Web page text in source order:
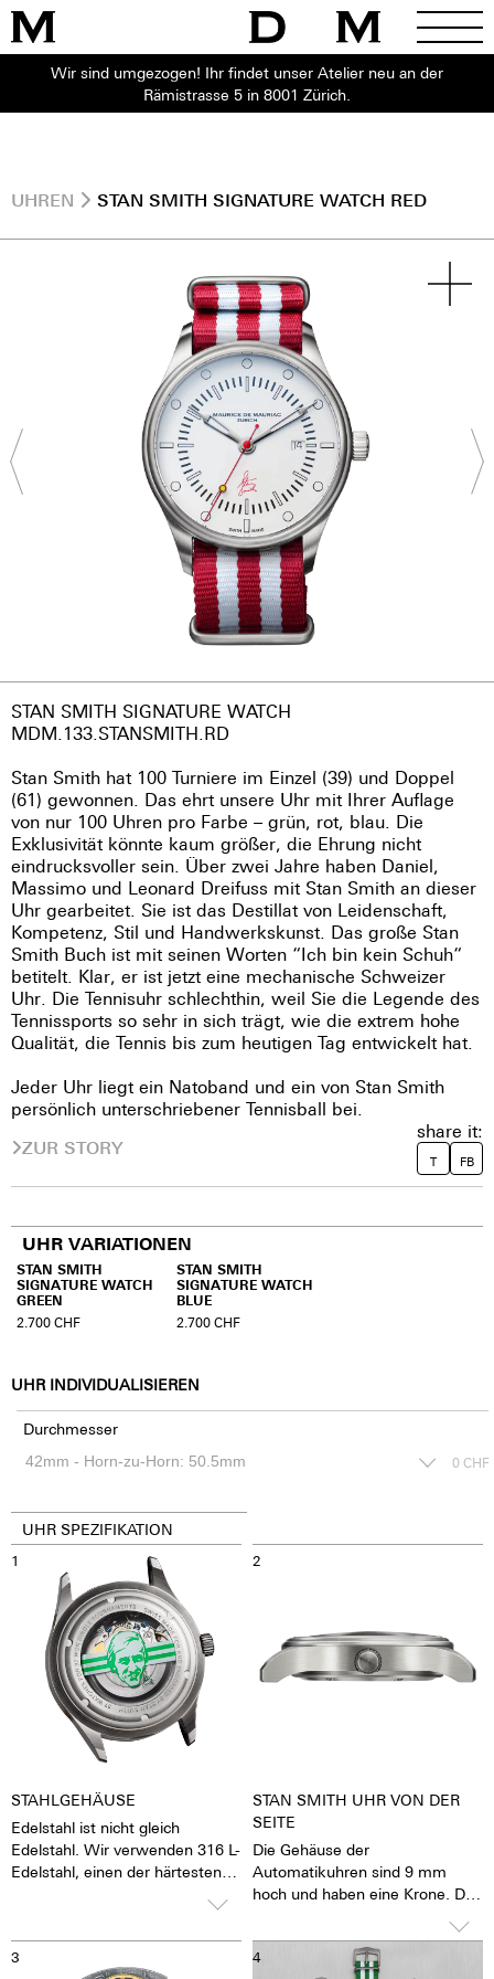
Wir sind umgezogen! Ihr findet unser Atelier neu an der
Rämistrasse 5 in 8001 Zürich.
UHREN STAN SMITH SIGNATURE WATCH RED
STAN SMITH SIGNATURE WATCH
MDM.133.STANSMITH.RD
Stan Smith hat 100 Turniere im Einzel (39) und Doppel
(61) gewonnen. Das ehrt unsere Uhr mit Ihrer Auflage
von nur 100 Uhren pro Farbe – grün, rot, blau. Die
Exklusivität könnte kaum größer, die Ehrung nicht
eindrucksvoller sein. Über zwei Jahre haben Daniel,
Massimo und Leonard Dreifuss mit Stan Smith an dieser
Uhr gearbeitet. Sie ist das Destillat von Leidenschaft,
Kompetenz, Stil und Handwerkskunst. Das große Stan
Smith Buch ist mit seinen Worten “Ich bin kein Schuh“
betitelt. Klar, er ist jetzt eine mechanische Schweizer
Uhr. Die Tennisuhr schlechthin, weil Sie die Legende des
Tennissports so sehr in sich trägt, wie die extrem hohe
Qualität, die Tennis bis zum heutigen Tag entwickelt hat.
Jeder Uhr liegt ein Natoband und ein von Stan Smith
persönlich unterschriebener Tennisball bei.
ZUR STORY
share it:
T FB
UHR VARIATIONEN
STAN SMITH
SIGNATURE WATCH
GREEN
2.700CHF
STAN SMITH
SIGNATURE WATCH
BLUE
2.700 CHF
UHR INDIVIDUALISIEREN
Durchmesser
0 CHF
UHR SPEZIFIKATION
1
STAHLGEHÄUSE
Edelstahl ist nicht gleich
Edelstahl. Wir verwenden 316 L-
Edelstahl, einen der härtesten
zeichnet sich dieser Edelstahl
bei einem entsprechenden
2
STAN SMITH UHR VON DER
SEITE
Die Gehäuse der
Automatikuhren sind 9 mm
hoch und haben eine Krone. Die
präzise drehen, damit das
Stellen der Uhr mit großer
3 4